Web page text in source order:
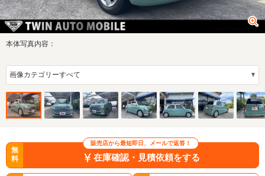
本体写真内容：
販売店から最短即日、メールで返答！
無
料
在庫確認・見積依頼をする